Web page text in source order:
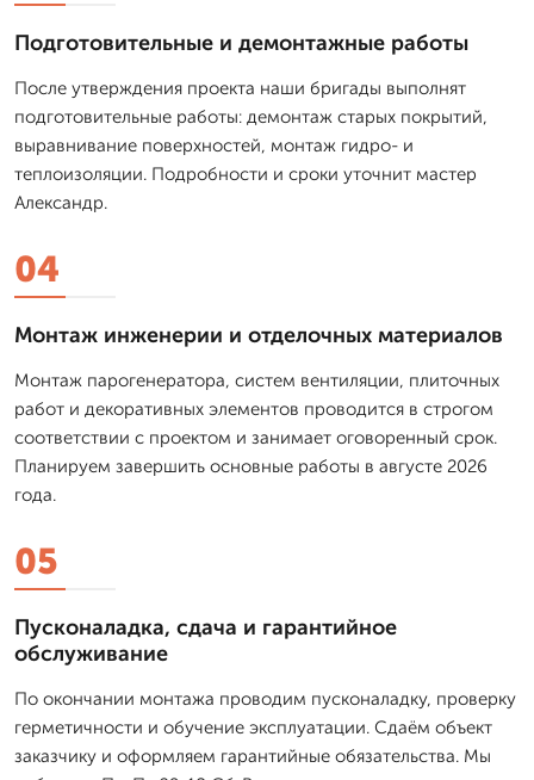
Подготовительные и демонтажные работы
После утверждения проекта наши бригады выполнят
подготовительные работы: демонтаж старых покрытий,
выравнивание поверхностей, монтаж гидро- и
теплоизоляции. Подробности и сроки уточнит мастер
Александр.
04
Монтаж инженерии и отделочных материалов
Монтаж парогенератора, систем вентиляции, плиточных
работ и декоративных элементов проводится в строгом
соответствии с проектом и занимает оговоренный срок.
Планируем завершить основные работы в августе 2026
года.
05
Пусконаладка, сдача и гарантийное
обслуживание
По окончании монтажа проводим пусконаладку, проверку
герметичности и обучение эксплуатации. Сдаём объект
заказчику и оформляем гарантийные обязательства. Мы